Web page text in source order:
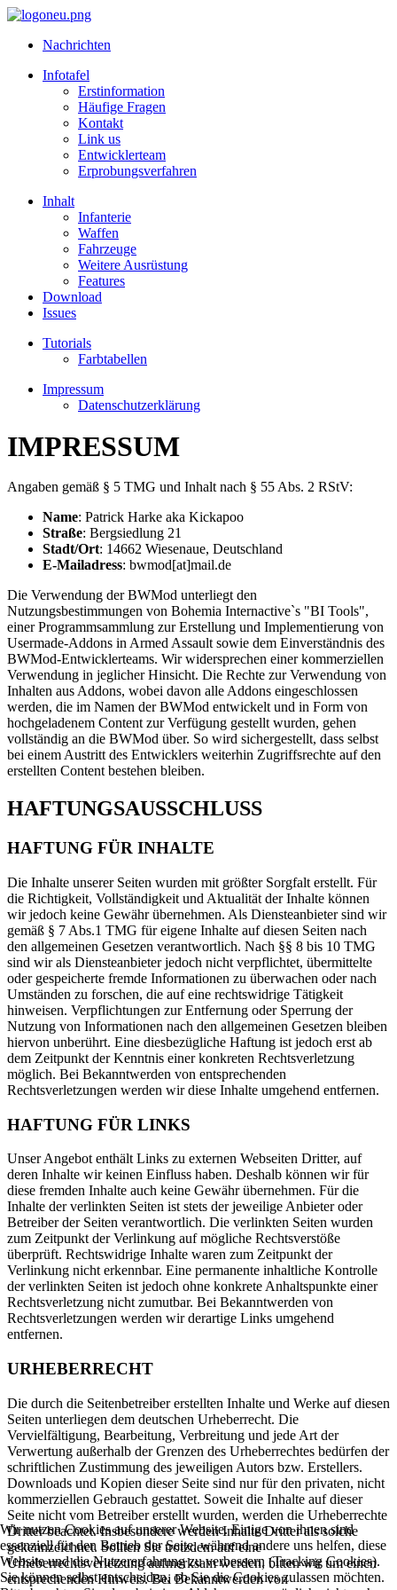
Nachrichten
Infotafel
Erstinformation
Häufige Fragen
Kontakt
Link us
Entwicklerteam
Erprobungsverfahren
Inhalt
Infanterie
Waffen
Fahrzeuge
Weitere Ausrüstung
Features
Download
Issues
Tutorials
Farbtabellen
Impressum
Datenschutzerklärung
IMPRESSUM
Angaben gemäß § 5 TMG und Inhalt nach § 55 Abs. 2 RStV:
Name: Patrick Harke aka Kickapoo
Straße: Bergsiedlung 21
Stadt/Ort: 14662 Wiesenaue, Deutschland
E-Mailadress: bwmod[at]mail.de
Die Verwendung der BWMod unterliegt den
Nutzungsbestimmungen von Bohemia Internactive`s "BI Tools",
einer Programmsammlung zur Erstellung und Implementierung von
Usermade-Addons in Armed Assault sowie dem Einverständnis des
BWMod-Entwicklerteams. Wir widersprechen einer kommerziellen
Verwendung in jeglicher Hinsicht. Die Rechte zur Verwendung von
Inhalten aus Addons, wobei davon alle Addons eingeschlossen
werden, die im Namen der BWMod entwickelt und in Form von
hochgeladenem Content zur Verfügung gestellt wurden, gehen
vollständig an die BWMod über. So wird sichergestellt, dass selbst
bei einem Austritt des Entwicklers weiterhin Zugriffsrechte auf den
erstellten Content bestehen bleiben.
HAFTUNGSAUSSCHLUSS
HAFTUNG FÜR INHALTE
Die Inhalte unserer Seiten wurden mit größter Sorgfalt erstellt. Für
die Richtigkeit, Vollständigkeit und Aktualität der Inhalte können
wir jedoch keine Gewähr übernehmen. Als Diensteanbieter sind wir
gemäß § 7 Abs.1 TMG für eigene Inhalte auf diesen Seiten nach
den allgemeinen Gesetzen verantwortlich. Nach §§ 8 bis 10 TMG
sind wir als Diensteanbieter jedoch nicht verpflichtet, übermittelte
oder gespeicherte fremde Informationen zu überwachen oder nach
Umständen zu forschen, die auf eine rechtswidrige Tätigkeit
hinweisen. Verpflichtungen zur Entfernung oder Sperrung der
Nutzung von Informationen nach den allgemeinen Gesetzen bleiben
hiervon unberührt. Eine diesbezügliche Haftung ist jedoch erst ab
dem Zeitpunkt der Kenntnis einer konkreten Rechtsverletzung
möglich. Bei Bekanntwerden von entsprechenden
Rechtsverletzungen werden wir diese Inhalte umgehend entfernen.
HAFTUNG FÜR LINKS
Unser Angebot enthält Links zu externen Webseiten Dritter, auf
deren Inhalte wir keinen Einfluss haben. Deshalb können wir für
diese fremden Inhalte auch keine Gewähr übernehmen. Für die
Inhalte der verlinkten Seiten ist stets der jeweilige Anbieter oder
Betreiber der Seiten verantwortlich. Die verlinkten Seiten wurden
zum Zeitpunkt der Verlinkung auf mögliche Rechtsverstöße
überprüft. Rechtswidrige Inhalte waren zum Zeitpunkt der
Verlinkung nicht erkennbar. Eine permanente inhaltliche Kontrolle
der verlinkten Seiten ist jedoch ohne konkrete Anhaltspunkte einer
Rechtsverletzung nicht zumutbar. Bei Bekanntwerden von
Rechtsverletzungen werden wir derartige Links umgehend
entfernen.
URHEBERRECHT
Die durch die Seitenbetreiber erstellten Inhalte und Werke auf diesen
Seiten unterliegen dem deutschen Urheberrecht. Die
Vervielfältigung, Bearbeitung, Verbreitung und jede Art der
Verwertung außerhalb der Grenzen des Urheberrechtes bedürfen der
schriftlichen Zustimmung des jeweiligen Autors bzw. Erstellers.
Downloads und Kopien dieser Seite sind nur für den privaten, nicht
kommerziellen Gebrauch gestattet. Soweit die Inhalte auf dieser
Seite nicht vom Betreiber erstellt wurden, werden die Urheberrechte
Dritter beachtet. Insbesondere werden Inhalte Dritter als solche
gekennzeichnet. Sollten Sie trotzdem auf eine
Urheberrechtsverletzung aufmerksam werden, bitten wir um einen
entsprechenden Hinweis. Bei Bekanntwerden von
Wir nutzen Cookies auf unserer Website. Einige von ihnen sind
essenziell für den Betrieb der Seite, während andere uns helfen, diese
Website und die Nutzererfahrung zu verbessern (Tracking Cookies).
Sie können selbst entscheiden, ob Sie die Cookies zulassen möchten.